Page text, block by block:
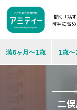
「聞く」「話
同等に高め
満6ヶ月～1歳 1歳～
二